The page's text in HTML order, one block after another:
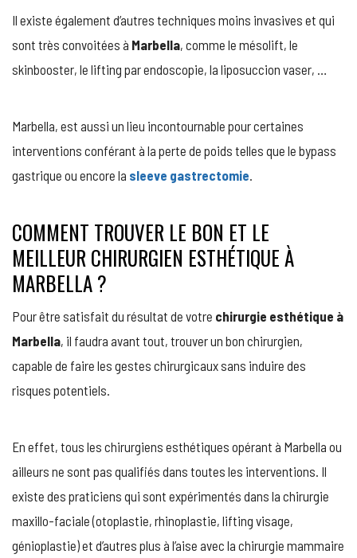
Il existe également d’autres techniques moins invasives et qui
sont très convoitées à Marbella, comme le mésolift, le
skinbooster, le lifting par endoscopie, la liposuccion vaser, …
Marbella, est aussi un lieu incontournable pour certaines
interventions conférant à la perte de poids telles que le bypass
gastrique ou encore la sleeve gastrectomie.
COMMENT TROUVER LE BON ET LE
MEILLEUR CHIRURGIEN ESTHÉTIQUE À
MARBELLA ?
Pour être satisfait du résultat de votre chirurgie esthétique à
Marbella, il faudra avant tout, trouver un bon chirurgien,
capable de faire les gestes chirurgicaux sans induire des
risques potentiels.
En effet, tous les chirurgiens esthétiques opérant à Marbella ou
ailleurs ne sont pas qualifiés dans toutes les interventions. Il
existe des praticiens qui sont expérimentés dans la chirurgie
maxillo-faciale (otoplastie, rhinoplastie, lifting visage,
génioplastie) et d’autres plus à l’aise avec la chirurgie mammaire